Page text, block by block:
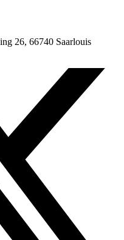
26, 66740 Saarlouis